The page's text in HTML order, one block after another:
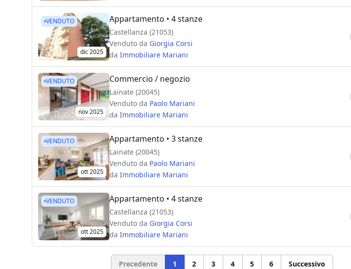
VENDUTO
dic 2025
Appartamento • 4 stanze
Castellanza (21053)
Venduto da Giorgia Corsi
da Immobiliare Mariani
VENDUTO
nov 2025
Commercio / negozio
Lainate (20045)
Venduto da Paolo Mariani
da Immobiliare Mariani
VENDUTO
ott 2025
Appartamento • 3 stanze
Lainate (20045)
Venduto da Paolo Mariani
da Immobiliare Mariani
VENDUTO
ott 2025
Appartamento • 4 stanze
Castellanza (21053)
Venduto da Giorgia Corsi
da Immobiliare Mariani
Precedente 1 2 3 4 5 6 Successivo